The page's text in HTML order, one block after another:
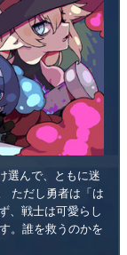
選んで、ともに迷
ただし勇者は「は
、戦士は可愛らし
。誰を救うのかを